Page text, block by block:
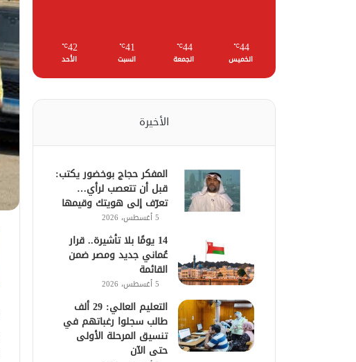
44
℃
الخميس
44
℃
الجمعة
41
℃
السبت
42
℃
الأحد
الأخيرة
المفكر حجاج بوخضور يكتب:
قبل أن تتعصب لرأي…
تعرّف إلى هويتك وقيمها
5 أغسطس، 2026
14 يومًا بلا تأشيرة.. قرار
عُماني جديد ومصر ضمن
القائمة
5 أغسطس، 2026
التعليم العالي: 29 ألف
طالب سجلوا رغباتهم في
تنسيق المرحلة الأولى
حتى الآن